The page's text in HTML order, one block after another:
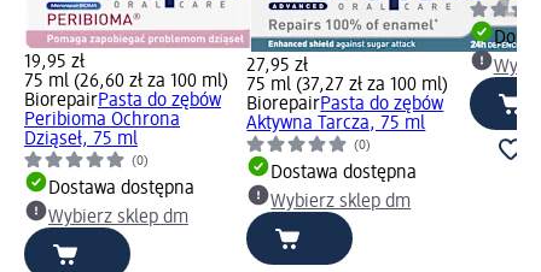
19,95 zł
75 ml (26,60 zł za 100 ml)
BiorepairPasta do zębów
Peribioma Ochrona
Dziąseł, 75 ml
(0)
Dostawa dostępna
Wybierz sklep dm
27,95 zł
75 ml (37,27 zł za 100 ml)
BiorepairPasta do zębów
Aktywna Tarcza, 75 ml
(0)
Dostawa dostępna
Wybierz sklep dm